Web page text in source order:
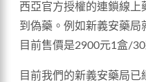
西亞官方授權的連鎖線上
到偽藥。例如新義安藥局
目前售價是2900元1盒/
目前我們的新義安藥局